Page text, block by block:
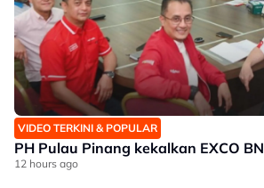
VIDEO TERKINI & POPULAR
PH Pulau Pinang kekalkan EXCO BN
12 hours ago